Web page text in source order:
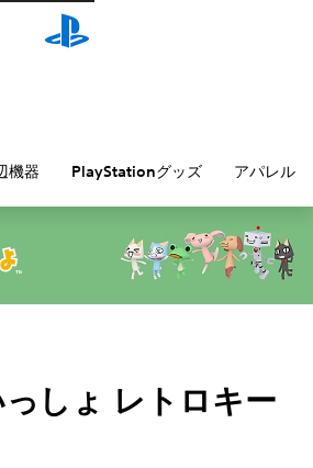
機器 PlayStationグッズ アパレル
しょ レトロキー